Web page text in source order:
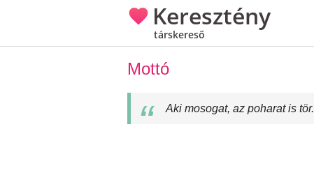
Keresztény
társkereső
Mottó
Aki mosogat, az poharat is tör.